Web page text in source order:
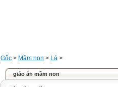
Gốc > Mầm non > Lá >
giáo án mầm non